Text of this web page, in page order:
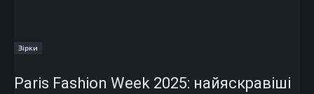
Зірки
Paris Fashion Week 2025: найяскравіші